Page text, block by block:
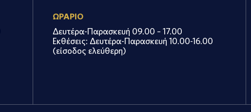
ΩΡΑΡΙΟ
Δευτέρα-Παρασκευή 09.00 – 17.00
Εκθέσεις: Δευτέρα-Παρασκευή 10.00-16.00
(είσοδος ελεύθερη)